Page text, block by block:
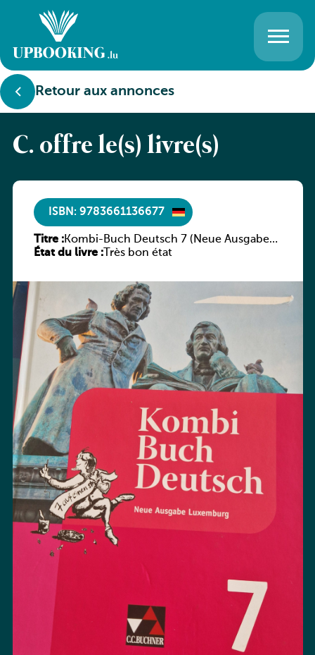
Retour aux annonces
C. offre le(s) livre(s)
ISBN: 9783661136677
Titre :Kombi-Buch Deutsch 7 (Neue Ausgabe
Luxemburg)
État du livre :Très bon état